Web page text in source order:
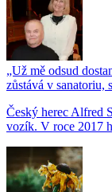
„Už mě odsud
zůstává v sanatoriu,
Český herec Alfred
vozík. V roce 2017